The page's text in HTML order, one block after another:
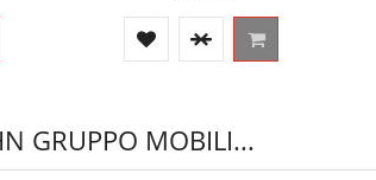
GRUPPO MOBILI...